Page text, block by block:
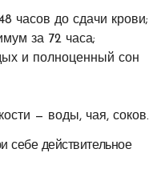
часов до сдачи крови;
за 72 часа;
и полноценный сон
— воды, чая, соков.
себе действительное